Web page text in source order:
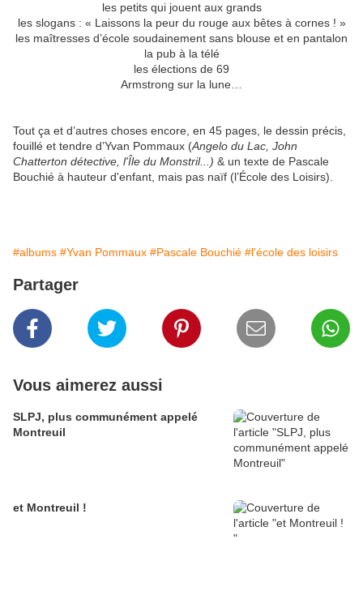
les petits qui jouent aux grands
les slogans : « Laissons la peur du rouge aux bêtes à cornes ! »
les maîtresses d’école soudainement sans blouse et en pantalon
la pub à la télé
les élections de 69
Armstrong sur la lune…
Tout ça et d’autres choses encore, en 45 pages, le dessin précis,
fouillé et tendre d’Yvan Pommaux (Angelo du Lac, John
Chatterton détective, l'Île du Monstril...) & un texte de Pascale
Bouchié à hauteur d'enfant, mais pas naïf (l’École des Loisirs).
#albums #Yvan Pommaux #Pascale Bouchié #l'école des loisirs
Partager
Vous aimerez aussi
SLPJ, plus communément appelé
Montreuil
et Montreuil !